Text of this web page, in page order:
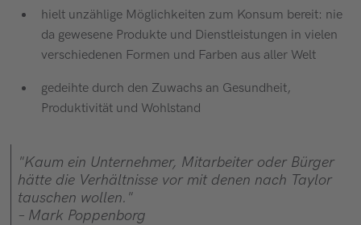
hielt unzählige Möglichkeiten zum Konsum bereit: nie
da gewesene Produkte und Dienstleistungen in vielen
verschiedenen Formen und Farben aus aller Welt
gedeihte durch den Zuwachs an Gesundheit,
Produktivität und Wohlstand
"Kaum ein Unternehmer, Mitarbeiter oder Bürger
hätte die Verhältnisse vor mit denen nach Taylor
tauschen wollen."
– Mark Poppenborg